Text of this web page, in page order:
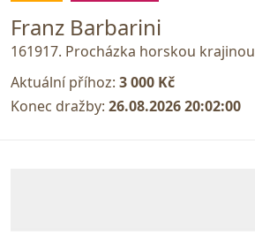
Franz Barbarini
161917. Procházka horskou krajinou
Aktuální příhoz: 3 000 Kč
Konec dražby: 26.08.2026 20:02:00